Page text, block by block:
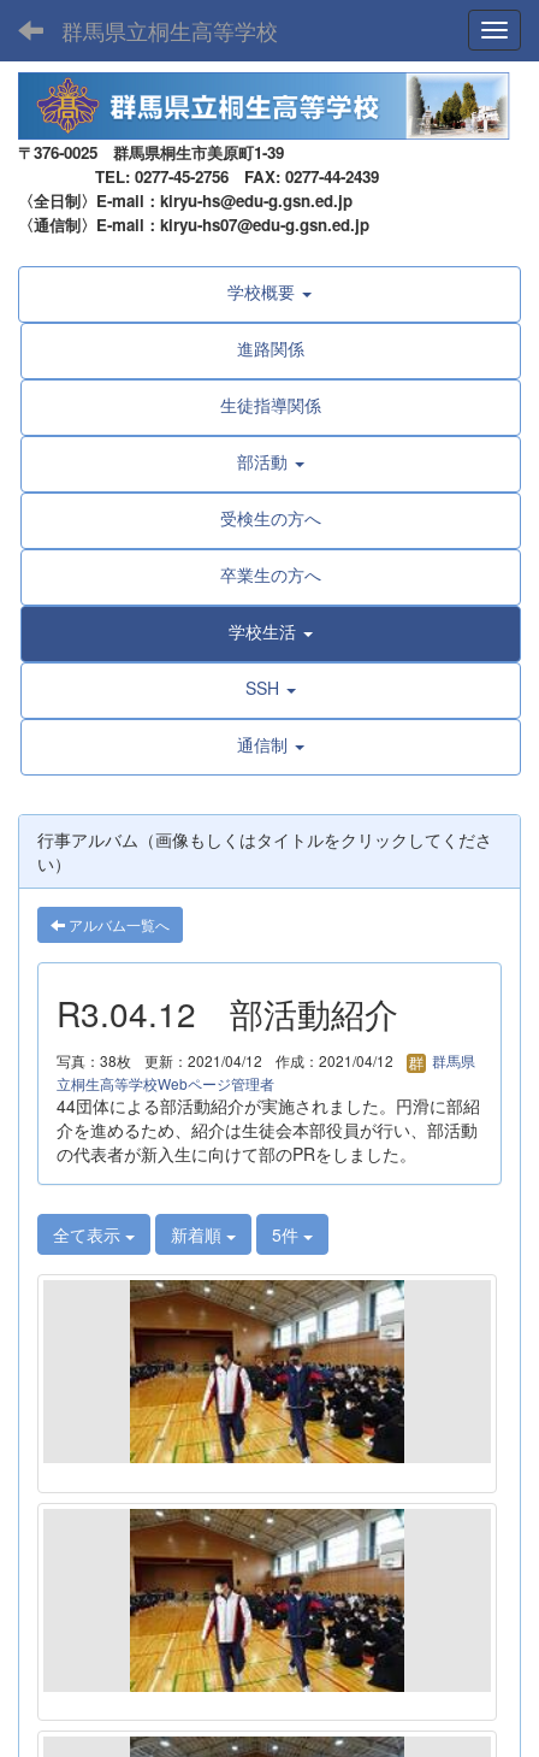
群馬県立桐生高等学校
〒376-0025 群馬県桐生市美原町1-39
TEL: 0277-45-2756 FAX: 0277-44-2439
〈全日制〉E-mail：kiryu-hs@edu-g.gsn.ed.jp
〈通信制〉E-mail：kiryu-hs07@edu-g.gsn.ed.jp
学校概要
進路関係
生徒指導関係
部活動
受検生の方へ
卒業生の方へ
学校生活
SSH
通信制
行事アルバム（画像もしくはタイトルをクリックしてくださ
い）
アルバム一覧へ
R3.04.12 部活動紹介
写真：38枚 更新：2021/04/12 作成：2021/04/12
群馬県
立桐生高等学校Webページ管理者
44団体による部活動紹介が実施されました。円滑に部紹
介を進めるため、紹介は生徒会本部役員が行い、部活動
の代表者が新入生に向けて部のPRをしました。
全て表示 新着順 5件